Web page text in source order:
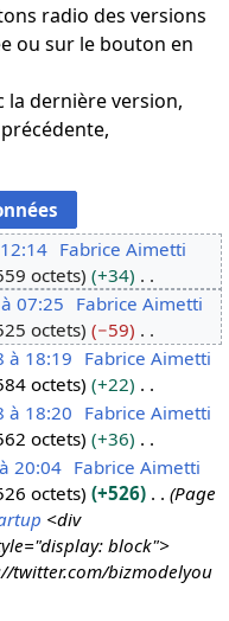
radio des versions
ou sur le bouton en
la dernière version,
Fabrice Aimetti
octets
+34
07:25 Fabrice Aimetti
octets
−59
à 18:19 Fabrice Aimetti
octets
+22
à 18:20 Fabrice Aimetti
octets
+36
20:04 Fabrice Aimetti
octets +526
Page
<div
block">
twitter.com/bizmodelyou